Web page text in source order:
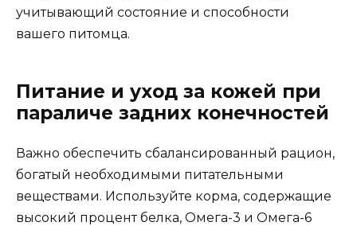
учитывающий состояние и способности
вашего питомца.
Питание и уход за кожей при
параличе задних конечностей
Важно обеспечить сбалансированный рацион,
богатый необходимыми питательными
веществами. Используйте корма, содержащие
высокий процент белка, Омега-3 и Омега-6